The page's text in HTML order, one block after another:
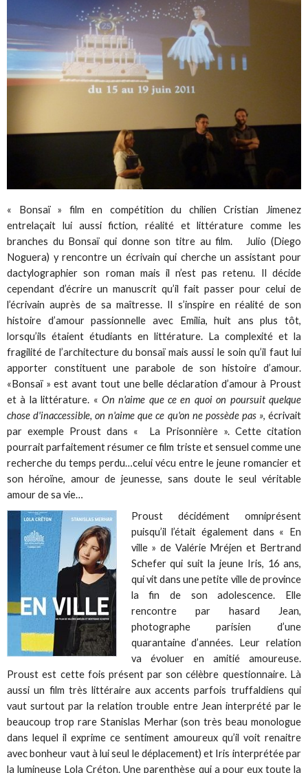
« Bonsaï » film en compétition du chilien Cristian Jimenez
entrelaçait lui aussi fiction, réalité et littérature comme les
branches du Bonsaï qui donne son titre au film. Julio (Diego
Noguera) y rencontre un écrivain qui cherche un assistant pour
dactylographier son roman mais il n’est pas retenu. Il décide
cependant d’écrire un manuscrit qu’il fait passer pour celui de
l’écrivain auprès de sa maîtresse. Il s’inspire en réalité de son
histoire d’amour passionnelle avec Emilia, huit ans plus tôt,
lorsqu’ils étaient étudiants en littérature. La complexité et la
fragilité de l’architecture du bonsaï mais aussi le soin qu’il faut lui
apporter constituent une parabole de son histoire d’amour.
«Bonsaï » est avant tout une belle déclaration d’amour à Proust
et à la littérature. « On n'aime que ce en quoi on poursuit quelque
chose d'inaccessible, on n'aime que ce qu'on ne possède pas », écrivait
par exemple Proust dans « La Prisonnière ». Cette citation
pourrait parfaitement résumer ce film triste et sensuel comme une
recherche du temps perdu…celui vécu entre le jeune romancier et
son héroïne, amour de jeunesse, sans doute le seul véritable
amour de sa vie…
Proust décidément omniprésent
puisqu’il l’était également dans « En
ville » de Valérie Mréjen et Bertrand
Schefer qui suit la jeune Iris, 16 ans,
qui vit dans une petite ville de province
la fin de son adolescence. Elle
rencontre par hasard Jean,
photographe parisien d’une
quarantaine d’années. Leur relation
va évoluer en amitié amoureuse.
Proust est cette fois présent par son célèbre questionnaire. Là
aussi un film très littéraire aux accents parfois truffaldiens qui
vaut surtout par la relation trouble entre Jean interprété par le
beaucoup trop rare Stanislas Merhar (son très beau monologue
dans lequel il exprime ce sentiment amoureux qu’il voit renaitre
avec bonheur vaut à lui seul le déplacement) et Iris interprétée par
la lumineuse Lola Créton. Une parenthèse qui a pour eux toute la